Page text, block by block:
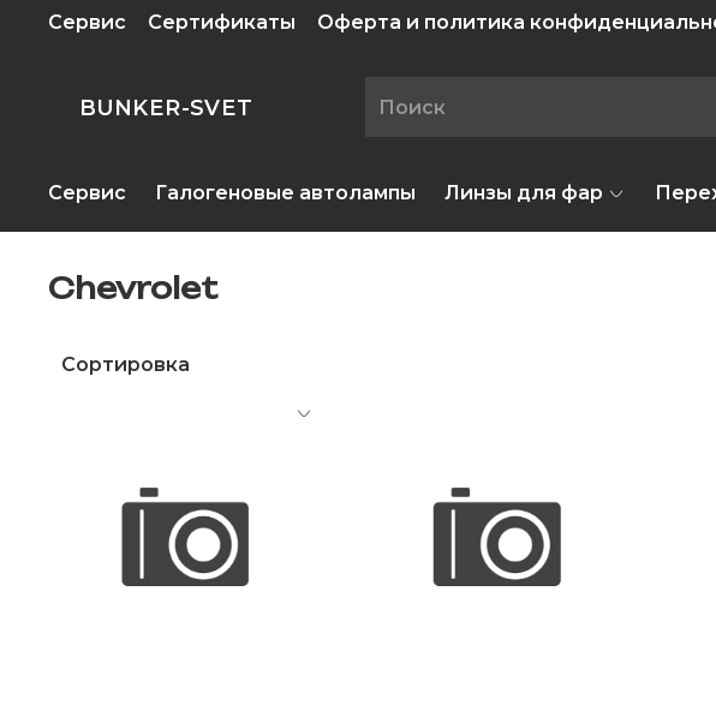
Сервис Сертификаты Оферта и политика
BUNKER-SVET
Сервис Галогеновые автолампы Линзы для фар
Chevrolet